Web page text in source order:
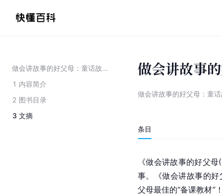
做会讲故事的好父母：童话故事
1 内容简介
2 图书目录
3 文摘
做会讲故事
做会讲故事的好父母：童
条目
《做会讲故事的好父
事。《做会讲故事的
父母最佳的“备课教材”